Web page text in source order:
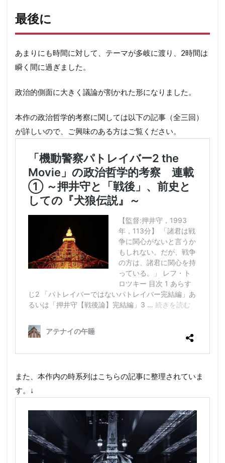
最後に
あまりにも時間に対して、テーマが多岐に渡り、2時間は
瞬く間に過ぎました。
政治的側面に大きく議論が割かれた形になりました。
本作の政治哲学的考察に関しては以下の記事（全三回）
が詳しいので、ご興味のある方はご覧ください。
また、本作内の時系列はこちらの記事に整理されていま
す。↓